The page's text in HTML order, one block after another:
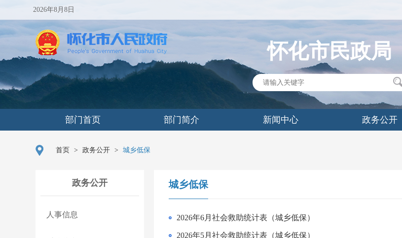
2026年8月8日
怀化市民政局
部门首页 部门简介 新闻中心 政务公开
首页 > 政务公开 > 城乡低保
政务公开
人事信息
城乡低保
2026年6月社会救助统计表（城乡低保）
2026年5月社会救助统计表（城乡低保）